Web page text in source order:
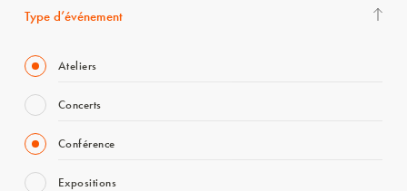
Type d’événement
Ateliers
Concerts
Conférence
Expositions